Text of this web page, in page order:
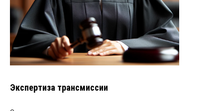
Экспертиза трансмиссии